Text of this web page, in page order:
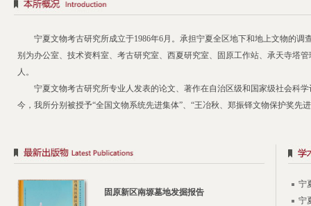
宁夏文物考古研究所承天寺塔防雷升级改造
宁夏文物考古研究所成立于1986年6月。承担宁夏全区地下和地上文物的
别为办公室、技术资料室、考古研究室、西夏研究室、固原工作站、承天寺塔
人。
宁夏文物考古研究所专业人发表的论文、著作在自治区级和国家级社会科
今，我所分别被授予“全国文物系统先进集体”、“王冶秋、郑振铎文物保护奖先
固原新区南塬墓地发掘报告
宁
宁